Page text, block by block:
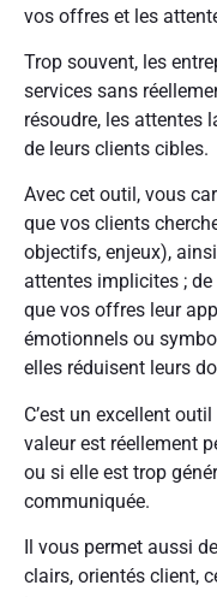
vos offres et les
Trop souvent, les
services sans
résoudre, les attentes
de leurs clients cibles.
Avec cet outil, vous
que vos clients
objectifs, enjeux),
attentes implicites ; de
que vos offres leur
émotionnels ou
elles réduisent leurs
C’est un excellent
valeur est réellement
ou si elle est trop
communiquée.
Il vous permet aussi
clairs, orientés client,